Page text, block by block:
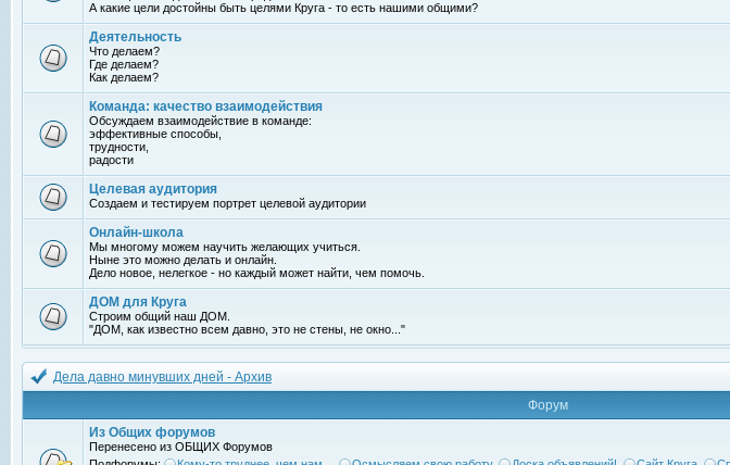
А какие цели достойны быть целями Круга - то есть нашими общими?
Деятельность
Что делаем?
Где делаем?
Как делаем?
Команда: качество взаимодействия
Обсуждаем взаимодействие в команде:
эффективные способы,
трудности,
радости
Целевая аудитория
Создаем и тестируем портрет целевой аудитории
Онлайн-школа
Мы многому можем научить желающих учиться.
Ныне это можно делать и онлайн.
Дело новое, нелегкое - но каждый может найти, чем помочь.
ДОМ для Круга
Строим общий наш ДОМ.
"ДОМ, как известно всем давно, это не стены, не окно..."
Дела давно минувших дней - Архив
Форум
Из Общих форумов
Перенесено из ОБЩИХ Форумов